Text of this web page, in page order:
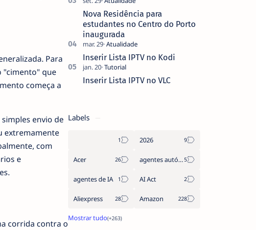
Para
"cimento" que
começa a
envio de
extremamente
com
e
corrida contra o
Nova Residência para
estudantes no Centro do Porto
inaugurada
Inserir Lista IPTV no Kodi
Inserir Lista IPTV no VLC
Labels
2026
Acer agentes autónomos
agentes de IA AI Act
Aliexpress Amazon